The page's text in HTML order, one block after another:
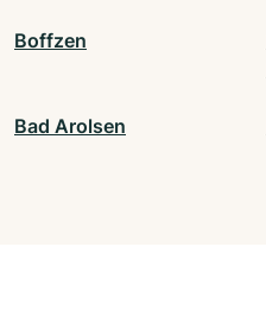
Boffzen
Bad Arolsen